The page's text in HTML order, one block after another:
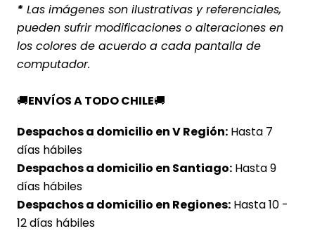
* Las imágenes son ilustrativas y referenciales,
pueden sufrir modificaciones o alteraciones en
los colores de acuerdo a cada pantalla de
computador.
🚚ENVÍOS A TODO CHILE🚚
Despachos a domicilio en V Región: Hasta 7
días hábiles
Despachos a domicilio en Santiago: Hasta 9
días hábiles
Despachos a domicilio en Regiones: Hasta 10 -
12 días hábiles